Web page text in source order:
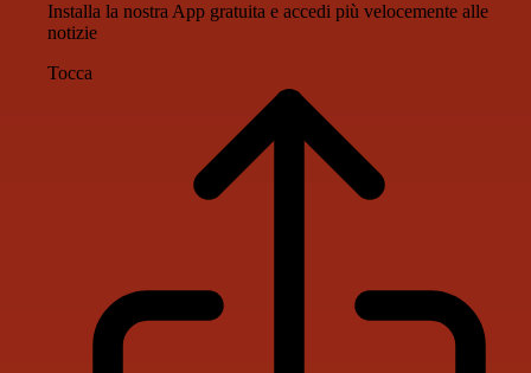
Installa la nostra App gratuita e accedi più velocemente alle
notizie
Tocca